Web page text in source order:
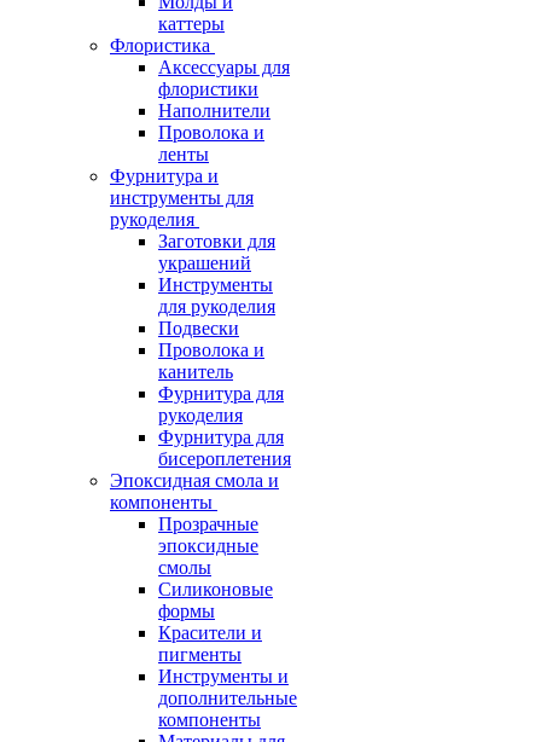
каттеры
Флористика
Аксессуары для
флористики
Наполнители
Проволока и
ленты
Фурнитура и
инструменты для
рукоделия
Заготовки для
украшений
Инструменты
для рукоделия
Подвески
Проволока и
канитель
Фурнитура для
рукоделия
Фурнитура для
бисероплетения
Эпоксидная смола и
компоненты
Прозрачные
эпоксидные
смолы
Силиконовые
формы
Красители и
пигменты
Инструменты и
дополнительные
компоненты